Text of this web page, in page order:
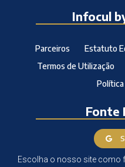
Infocul
Parceiros Estatuto
Termos de Utilização
Política
Fonte
Escolha o nosso site como